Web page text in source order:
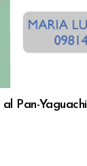
Pan-Yaguachi